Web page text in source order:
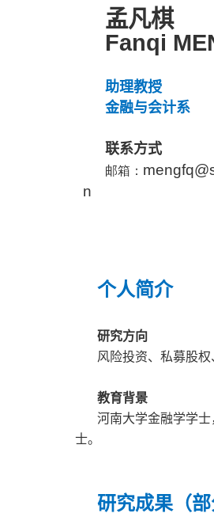
孟凡棋
Fanqi
助理教授
金融与会计系
联系方式
邮箱： mengfq@
n
个人简介
研究方向
风险投资、私募股权
教育背景
河南大学金融学学
士。
研究成果（部